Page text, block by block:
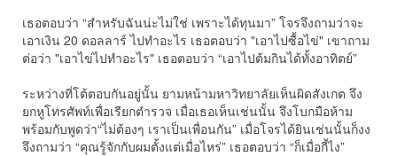
เธอตอบว่า “สำหรับฉันน่ะไม่ใช่ เพราะได้ทุนมา” โจรจึงถามว่าจะ
เอาเงิน 20 ดอลลาร์ ไปทำอะไร เธอตอบว่า "เอาไปซื้อไข่" เขาถาม
ต่อว่า "เอาไข่ไปทำอะไร" เธอตอบว่า “เอาไปต้มกินได้ทั้งอาทิตย์”
ระหว่างที่โต้ตอบกันอยู่นั้น ยามหน้ามหาวิทยาลัยเห็นผิดสังเกต จึง
ยกหูโทรศัพท์เพื่อเรียกตำรวจ เมื่อเธอเห็นเช่นนั้น จึงโบกมือห้าม
พร้อมกับพูดว่า“ไม่ต้องๆ เราเป็นเพื่อนกัน” เมื่อโจรได้ยินเช่นนั้นก็งง
จึงถามว่า “คุณรู้จักกับผมตั้งแต่เมื่อไหร่” เธอตอบว่า “ก็เมื่อกี้ไง”